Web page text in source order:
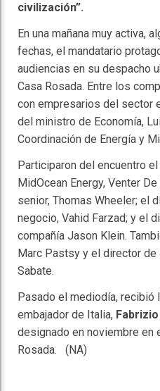
civilización”.
En una mañana muy activa,
fechas, el mandatario
audiencias en su despacho
Casa Rosada. Entre los
con empresarios del sector
del ministro de Economía,
Coordinación de Energía y
Participaron del encuentro
MidOcean Energy, Venter
senior, Thomas Wheeler; el
negocio, Vahid Farzad; y el
compañía Jason Klein.
Marc Pastsy y el director de
Sabate.
Pasado el mediodía, recibió
embajador de Italia,
designado en noviembre en
Rosada. (NA)